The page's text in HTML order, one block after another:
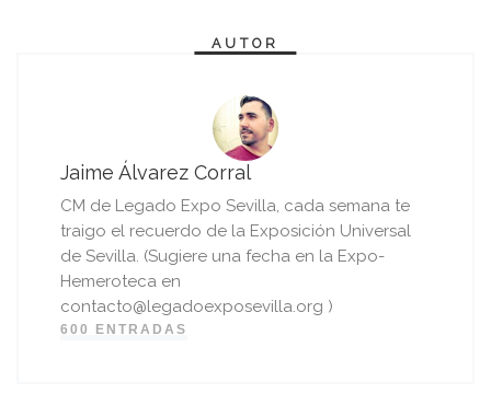
AUTOR
Jaime Álvarez Corral
CM de Legado Expo Sevilla, cada semana te
traigo el recuerdo de la Exposición Universal
de Sevilla. (Sugiere una fecha en la Expo-
Hemeroteca en
contacto@legadoexposevilla.org )
600 ENTRADAS